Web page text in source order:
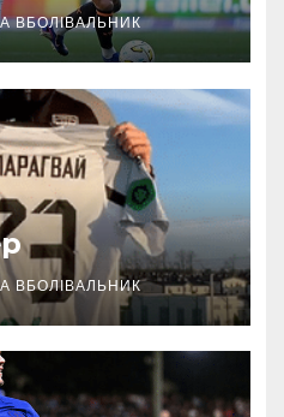
ВБОЛІВАЛЬНИК
ВБОЛІВАЛЬНИК